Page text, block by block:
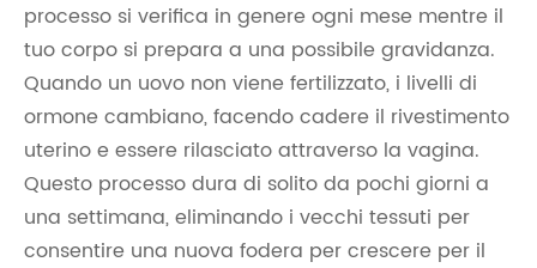
processo si verifica in genere ogni mese mentre il
tuo corpo si prepara a una possibile gravidanza.
Quando un uovo non viene fertilizzato, i livelli di
ormone cambiano, facendo cadere il rivestimento
uterino e essere rilasciato attraverso la vagina.
Questo processo dura di solito da pochi giorni a
una settimana, eliminando i vecchi tessuti per
consentire una nuova fodera per crescere per il